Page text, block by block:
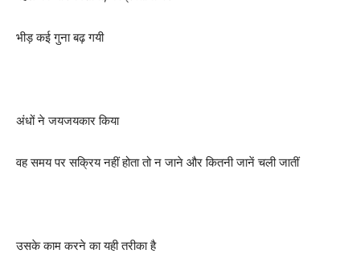
भीड़ कई गुना बढ़ गयी
अंधों ने जयजयकार किया
वह समय पर सक्रिय नहीं होता तो न जाने और कितनी जानें चली जातीं
उसके काम करने का यही तरीका है